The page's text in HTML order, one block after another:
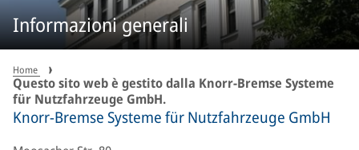
Informazioni generali
Home
Questo sito web è gestito dalla Knorr-Bremse Systeme
für Nutzfahrzeuge GmbH.
Knorr-Bremse Systeme für Nutzfahrzeuge GmbH